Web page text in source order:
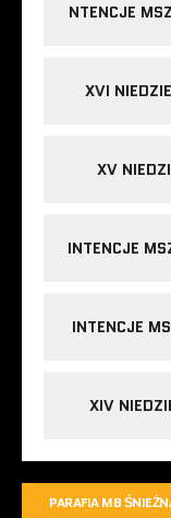
NTENCJE
XVI
XV
INTENCJE
INTENCJE
XIV
PARAFIA MB